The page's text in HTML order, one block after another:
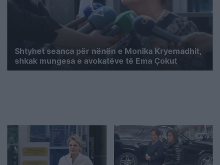
Shtyhet seanca për nënën e Monika Kryemadhit,
shkak mungesa e avokatëve të Ema Çokut